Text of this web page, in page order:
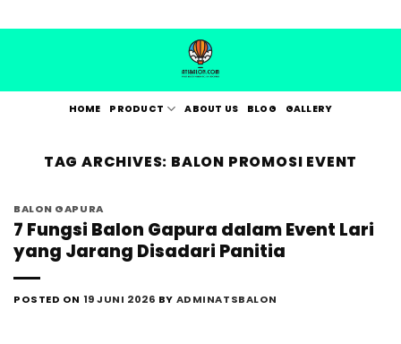
to
HOME PRODUCT ABOUT US BLOG GALLERY
TAG ARCHIVES: BALON PROMOSI EVENT
BALON GAPURA
7 Fungsi Balon Gapura dalam Event Lari
yang Jarang Disadari Panitia
POSTED ON 19 JUNI 2026 BY ADMINATSBALON